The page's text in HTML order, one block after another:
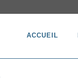
ACCUEIL